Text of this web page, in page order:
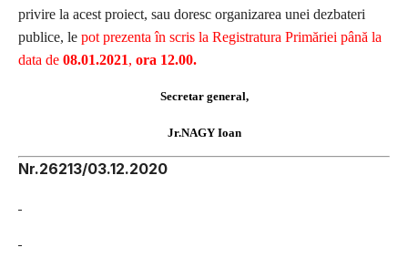
privire la acest proiect, sau doresc organizarea unei dezbateri
publice, le pot prezenta în scris la Registratura Primăriei până la
data de 08.01.2021, ora 12.00.
Secretar general,
Jr.NAGY Ioan
Nr.26213/03.12.2020